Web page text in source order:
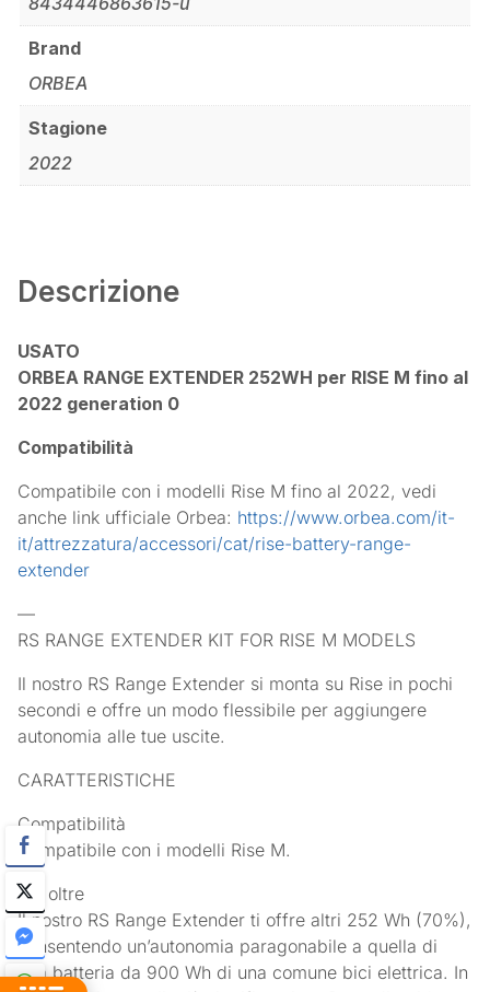
Brand
ORBEA
Stagione
2022
Descrizione
USATO
ORBEA RANGE EXTENDER 252WH per RISE M fino al
2022 generation 0
Compatibilità
Compatibile con i modelli Rise M fino al 2022, vedi
anche link ufficiale Orbea: https://www.orbea.com/it-
it/attrezzatura/accessori/cat/rise-battery-range-
extender
—
RS RANGE EXTENDER KIT FOR RISE M MODELS
Il nostro RS Range Extender si monta su Rise in pochi
secondi e offre un modo flessibile per aggiungere
autonomia alle tue uscite.
CARATTERISTICHE
Compatibilità
Compatibile con i modelli Rise M.
Vai oltre
Il nostro RS Range Extender ti offre altri 252 Wh (70%),
consentendo un’autonomia paragonabile a quella di
una batteria da 900 Wh di una comune bici elettrica. In